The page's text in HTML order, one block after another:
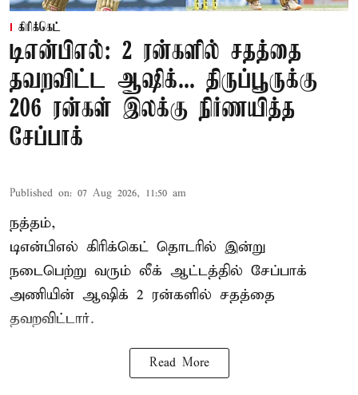
கிரிக்கெட்
டிஎன்பிஎல்: 2 ரன்களில் சதத்தை
தவறவிட்ட ஆஷிக்... திருப்பூருக்கு
206 ரன்கள் இலக்கு நிர்ணயித்த
சேப்பாக்
Published on: 07 Aug 2026, 11:50 am
நத்தம்,
டிஎன்பிஎல் கிரிக்கெட் தொடரில் இன்று
நடைபெற்று வரும் லீக் ஆட்டத்தில் சேப்பாக்
அணியின் ஆஷிக் 2 ரன்களில் சதத்தை
தவறவிட்டார்.
Read More